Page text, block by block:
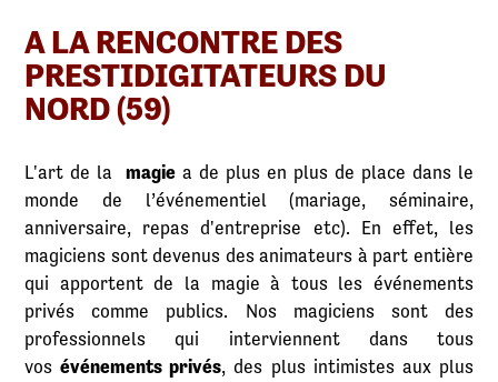
A LA RENCONTRE DES
PRESTIDIGITATEURS DU
NORD (59)
L'art de lamagie a de plus en plus de place dans le
monde de l’événementiel (mariage, séminaire,
anniversaire, repas d'entreprise etc). En effet, les
magiciens sont devenus des animateurs à part entière
qui apportent de la magie à tous les événements
privés comme publics. Nos magiciens sont des
professionnels qui interviennent dans tous
vosévénements privés, des plus intimistes aux plus